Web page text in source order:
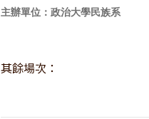
主辦單位：政治大學民族系
其餘場次：